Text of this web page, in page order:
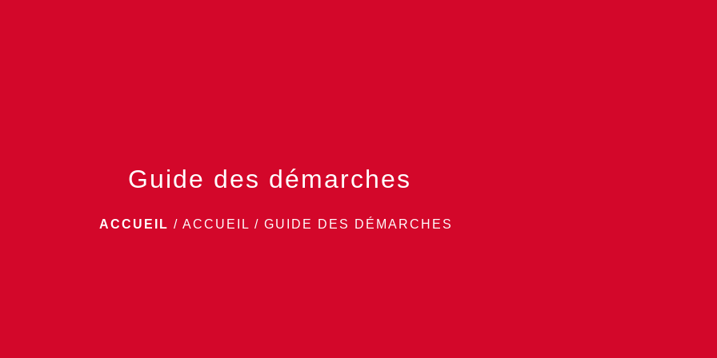
Guide des démarches
ACCUEIL / ACCUEIL / GUIDE DES DÉMARCHES